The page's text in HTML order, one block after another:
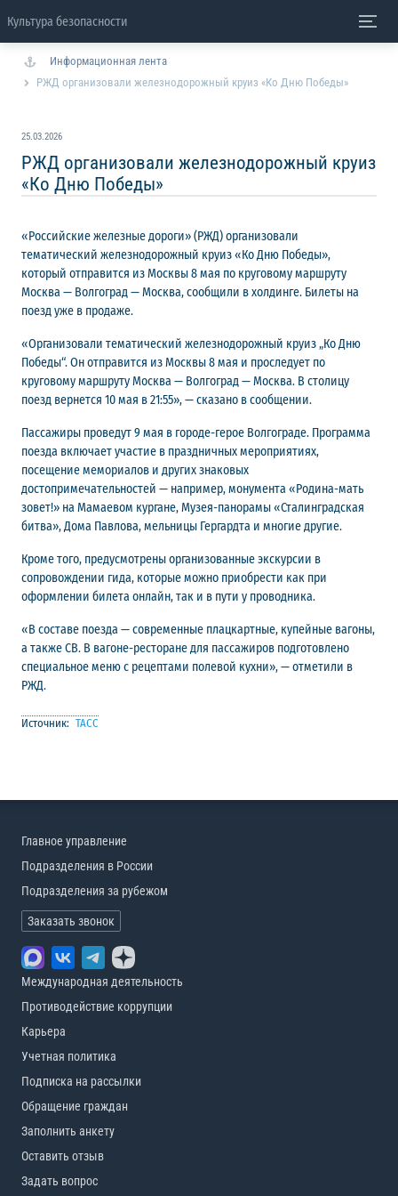
Культура безопасности
Информационная лента
РЖД организовали железнодорожный круиз «Ко Дню Победы»
25.03.2026
РЖД организовали железнодорожный круиз
«Ко Дню Победы»
«Российские железные дороги» (РЖД) организовали
тематический железнодорожный круиз «Ко Дню Победы»,
который отправится из Москвы 8 мая по круговому маршруту
Москва — Волгоград — Москва, сообщили в холдинге. Билеты на
поезд уже в продаже.
«Организовали тематический железнодорожный круиз „Ко Дню
Победы“. Он отправится из Москвы 8 мая и проследует по
круговому маршруту Москва — Волгоград — Москва. В столицу
поезд вернется 10 мая в 21:55», — сказано в сообщении.
Пассажиры проведут 9 мая в городе-герое Волгограде. Программа
поезда включает участие в праздничных мероприятиях,
посещение мемориалов и других знаковых
достопримечательностей — например, монумента «Родина-мать
зовет!» на Мамаевом кургане, Музея-панорамы «Сталинградская
битва», Дома Павлова, мельницы Гергардта и многие другие.
Кроме того, предусмотрены организованные экскурсии в
сопровождении гида, которые можно приобрести как при
оформлении билета онлайн, так и в пути у проводника.
«В составе поезда — современные плацкартные, купейные вагоны,
а также СВ. В вагоне-ресторане для пассажиров подготовлено
специальное меню с рецептами полевой кухни», — отметили в
РЖД.
Источник: ТАСС
Главное управление
Подразделения в России
Подразделения за рубежом
Заказать звонок
Международная деятельность
Противодействие коррупции
Карьера
Учетная политика
Подписка на рассылки
Обращение граждан
Заполнить анкету
Оставить отзыв
Задать вопрос